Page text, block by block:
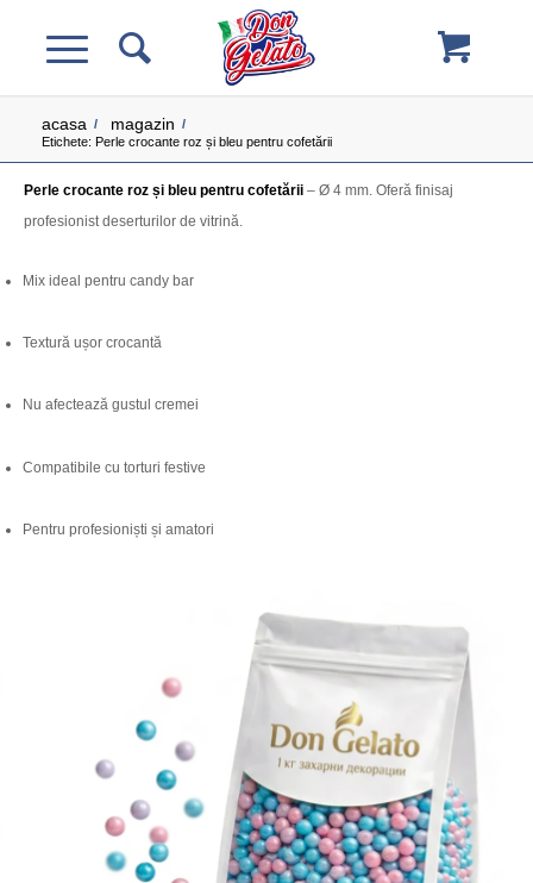
acasa / magazin /
Etichete: Perle crocante roz și bleu pentru cofetării
Perle crocante roz și bleu pentru cofetării – Ø 4 mm. Oferă finisaj
profesionist deserturilor de vitrină.
Mix ideal pentru candy bar
Textură ușor crocantă
Nu afectează gustul cremei
Compatibile cu torturi festive
Pentru profesioniști și amatori